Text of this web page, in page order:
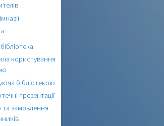
користування
бібліотекою
презентації
та замовлення